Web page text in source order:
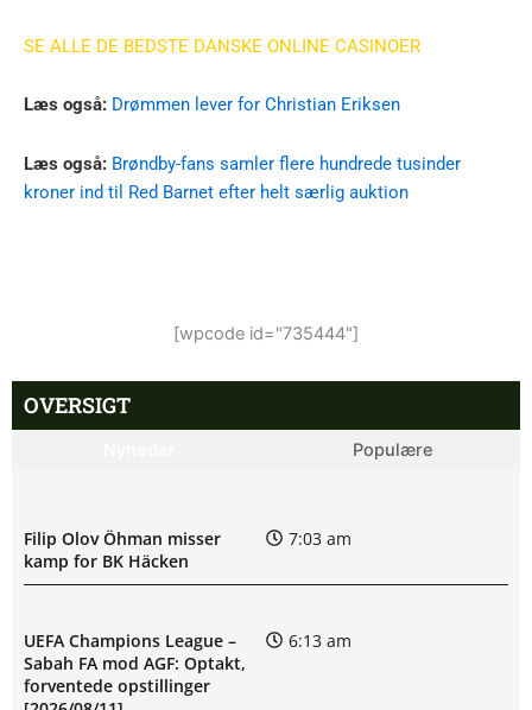
SE ALLE DE BEDSTE DANSKE ONLINE CASINOER
Læs også: Drømmen lever for Christian Eriksen
Læs også: Brøndby-fans samler flere hundrede tusinder
kroner ind til Red Barnet efter helt særlig auktion
[wpcode id="735444"]
OVERSIGT
Populære
Filip Olov Öhman misser
kamp for BK Häcken
7:03 am
UEFA Champions League –
Sabah FA mod AGF: Optakt,
forventede opstillinger
6:13 am